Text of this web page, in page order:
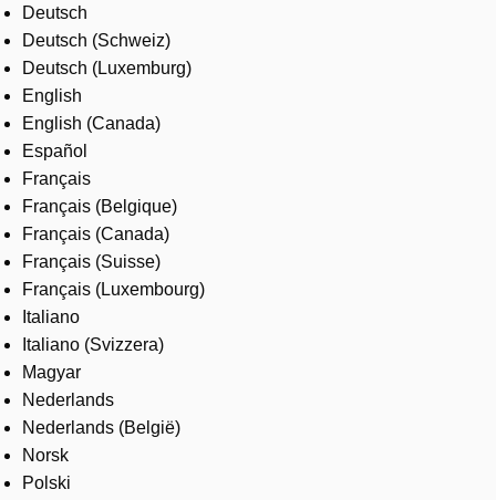
About us
Where to buy
Contact us
Careers
Deutsch
Deutsch (Schweiz)
Deutsch (Luxemburg)
English
English (Canada)
Español
Français
Français (Belgique)
Français (Canada)
Français (Suisse)
Français (Luxembourg)
Italiano
Italiano (Svizzera)
Magyar
Nederlands
Nederlands (België)
Norsk
Polski